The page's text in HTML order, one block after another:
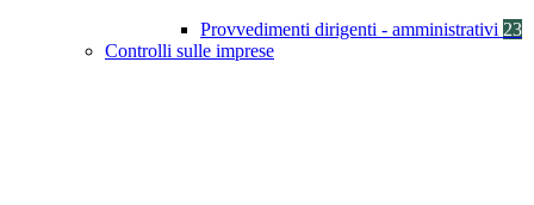
Provvedimenti dirigenti - amministrativi 23
Controlli sulle imprese